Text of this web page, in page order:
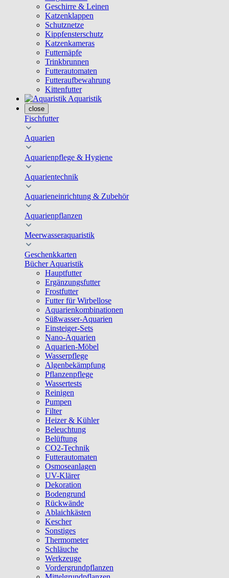
Geschirre & Leinen
Katzenklappen
Schutznetze
Kippfensterschutz
Katzenkameras
Futternäpfe
Trinkbrunnen
Futterautomaten
Futteraufbewahrung
Kittenfutter
Aquaristik
close
Fischfutter
Aquarien
Aquarienpflege & Hygiene
Aquarientechnik
Aquarieneinrichtung & Zubehör
Aquarienpflanzen
Meerwasseraquaristik
Geschenkkarten
Bücher Aquaristik
Hauptfutter
Ergänzungsfutter
Frostfutter
Futter für Wirbellose
Aquarienkombinationen
Süßwasser-Aquarien
Einsteiger-Sets
Nano-Aquarien
Aquarien-Möbel
Wasserpflege
Algenbekämpfung
Pflanzenpflege
Wassertests
Reinigen
Pumpen
Filter
Heizer & Kühler
Beleuchtung
Belüftung
CO2-Technik
Futterautomaten
Osmoseanlagen
UV-Klärer
Dekoration
Bodengrund
Rückwände
Ablaichkästen
Kescher
Sonstiges
Thermometer
Schläuche
Werkzeuge
Vordergrundpflanzen